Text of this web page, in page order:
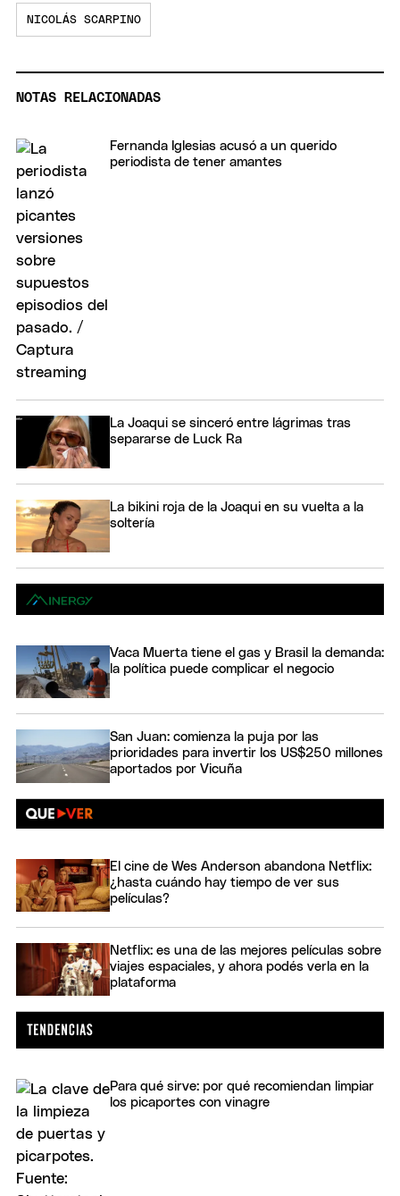
NICOLÁS SCARPINO
NOTAS RELACIONADAS
Fernanda Iglesias acusó a un querido
periodista de tener amantes
La Joaqui se sinceró entre lágrimas tras
separarse de Luck Ra
La bikini roja de la Joaqui en su vuelta a la
soltería
Vaca Muerta tiene el gas y Brasil la demanda:
la política puede complicar el negocio
San Juan: comienza la puja por las
prioridades para invertir los US$250 millones
aportados por Vicuña
El cine de Wes Anderson abandona Netflix:
¿hasta cuándo hay tiempo de ver sus
películas?
Netflix: es una de las mejores películas sobre
viajes espaciales, y ahora podés verla en la
plataforma
Para qué sirve: por qué recomiendan limpiar
los picaportes con vinagre